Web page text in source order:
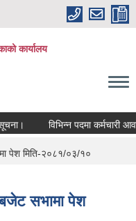
कार्यालय
विभिन्न पदमा कर्मचारी
पेश मिति-२०८१/०३/१०
सभामा पेश